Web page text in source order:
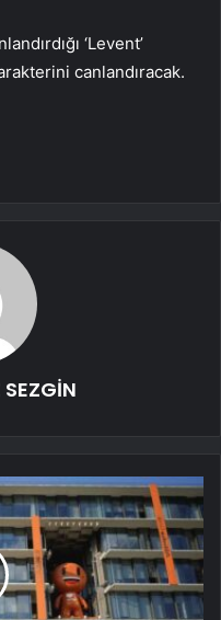
‘Levent’
canlandıracak.